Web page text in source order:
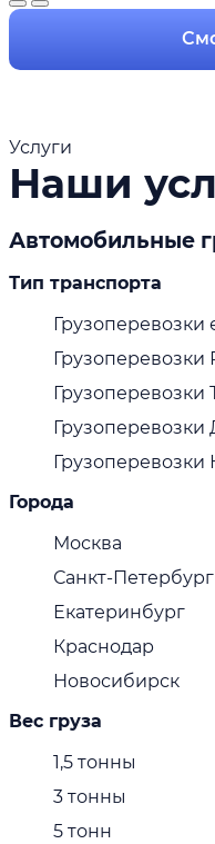
Услуги
Наши
Автомобильные
Тип транспорта
Грузоперевозки
Грузоперевозки
Города
Москва
Санкт-Петербург
Екатеринбург
Краснодар
Новосибирск
Вес груза
1,5 тонны
3 тонны
5 тонн